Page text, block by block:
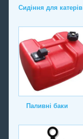
Сидіння для катерів
Паливні баки